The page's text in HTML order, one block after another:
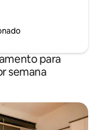
para
semana
hóspedes